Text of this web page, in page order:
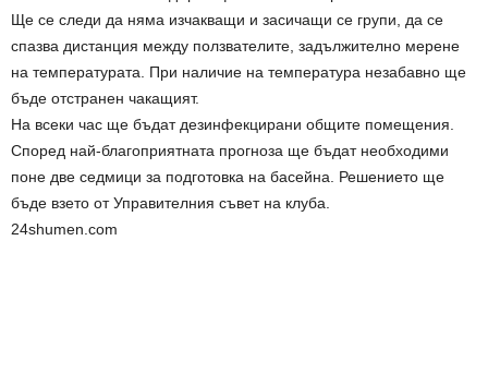
Ще се следи да няма изчакващи и засичащи се групи, да се
спазва дистанция между ползвателите, задължително мерене
на температурата. При наличие на температура незабавно ще
бъде отстранен чакащият.
На всеки час ще бъдат дезинфекцирани общите помещения.
Според най-благоприятната прогноза ще бъдат необходими
поне две седмици за подготовка на басейна. Решението ще
бъде взето от Управителния съвет на клуба.
24shumen.com